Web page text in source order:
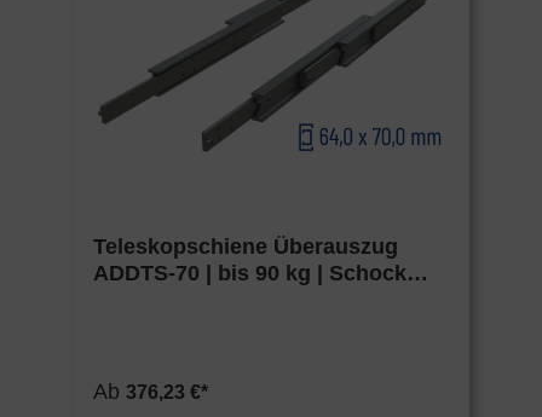
Teleskopschiene Überauszug
ADDTS-70 | bis 90 kg | Schock
Ab 376,23 €*